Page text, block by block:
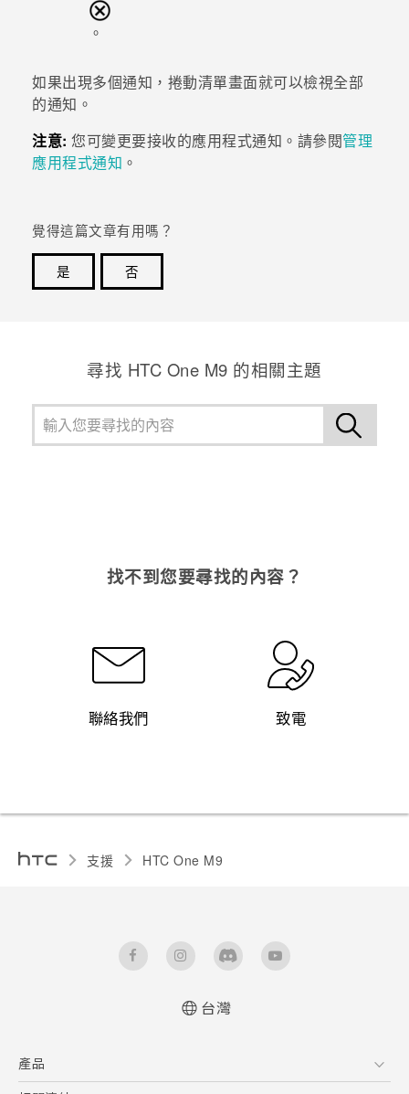
。
如果出現多個通知，捲動清單畫面就可以檢視全部
的通知。
注意: 您可變更要接收的應用程式通知。請參閱管理
應用程式通知 。
覺得這篇文章有用嗎？
是
否
尋找 HTC One M9 的相關主題
找不到您要尋找的內容？
聯絡我們 致電
支援 HTC One M9‎
台灣
產品